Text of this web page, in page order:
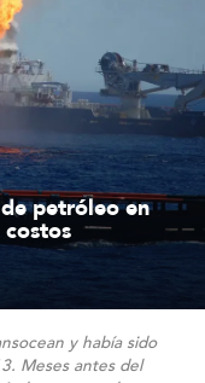
petróleo en
y había sido
Meses antes del